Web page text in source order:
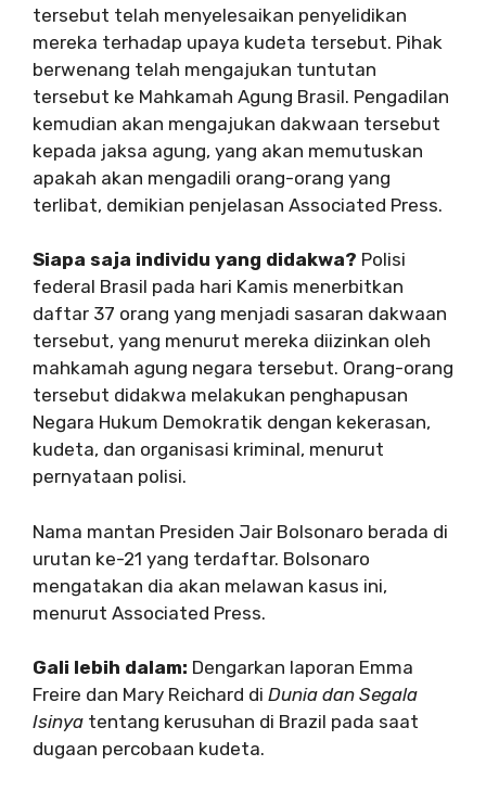
tersebut telah menyelesaikan penyelidikan
mereka terhadap upaya kudeta tersebut. Pihak
berwenang telah mengajukan tuntutan
tersebut ke Mahkamah Agung Brasil. Pengadilan
kemudian akan mengajukan dakwaan tersebut
kepada jaksa agung, yang akan memutuskan
apakah akan mengadili orang-orang yang
terlibat, demikian penjelasan Associated Press.
Siapa saja individu yang didakwa? Polisi
federal Brasil pada hari Kamis menerbitkan
daftar 37 orang yang menjadi sasaran dakwaan
tersebut, yang menurut mereka diizinkan oleh
mahkamah agung negara tersebut. Orang-orang
tersebut didakwa melakukan penghapusan
Negara Hukum Demokratik dengan kekerasan,
kudeta, dan organisasi kriminal, menurut
pernyataan polisi.
Nama mantan Presiden Jair Bolsonaro berada di
urutan ke-21 yang terdaftar. Bolsonaro
mengatakan dia akan melawan kasus ini,
menurut Associated Press.
Gali lebih dalam: Dengarkan laporan Emma
Freire dan Mary Reichard di Dunia dan Segala
Isinya tentang kerusuhan di Brazil pada saat
dugaan percobaan kudeta.